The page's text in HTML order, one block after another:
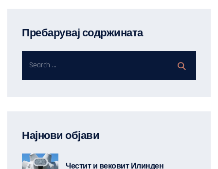
Пребарувај содржината
Најнови објави
Честит и вековит Илинден